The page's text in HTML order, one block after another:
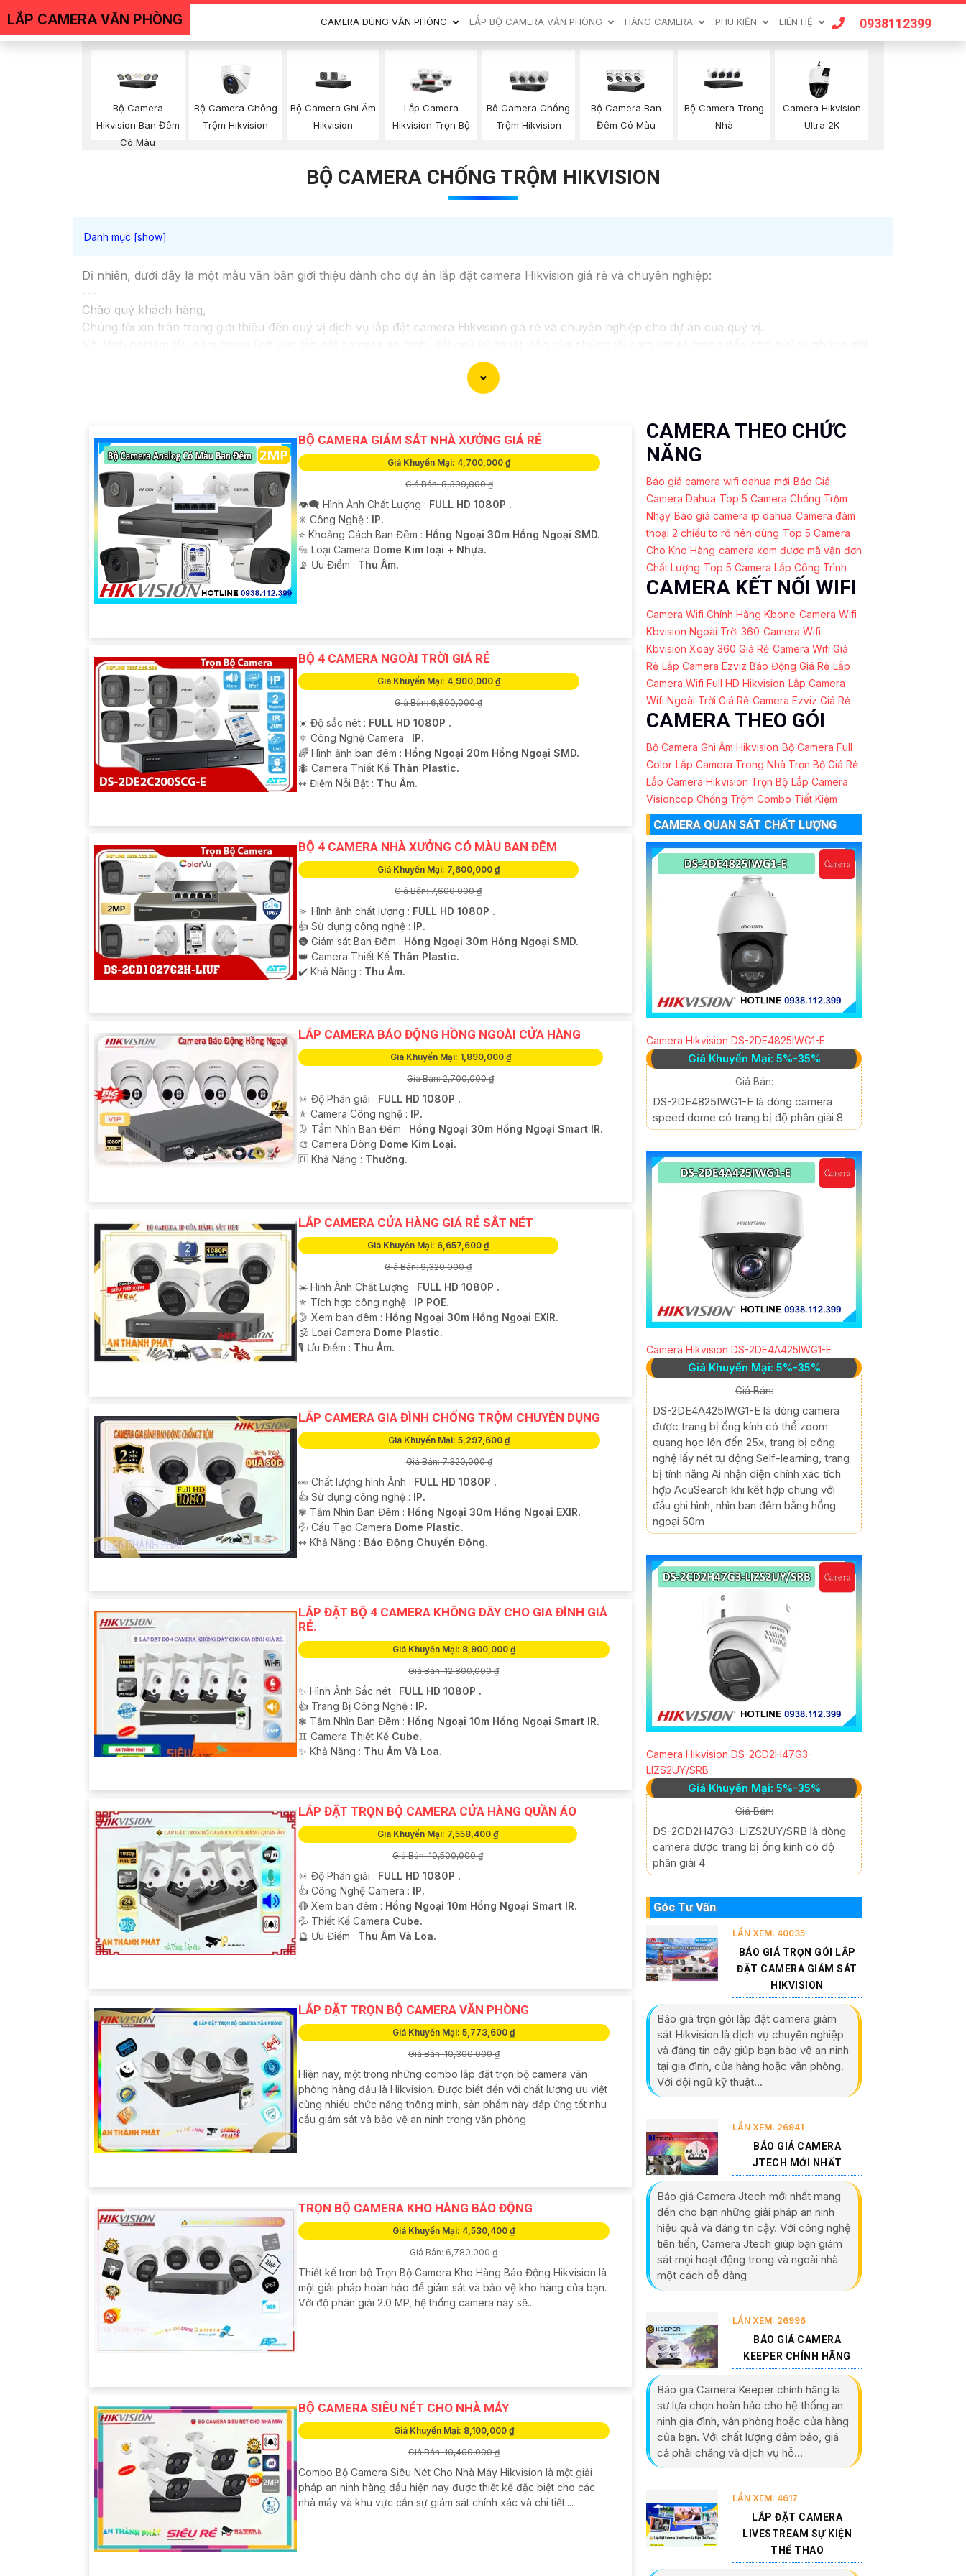
LẮP CAMERA VĂN PHÒNG CAMERA DÙNG VĂN PHÒNG LẮP BỘ CAMERA VĂN PHÒNG HÃNG CAMERA PHU KIỆN LIÊN HỆ 0938112399
Bộ Camera
Hikvision Ban Đêm
Có Màu
Bộ Camera Chống
Trộm Hikvision
Bộ Camera Ghi Âm
Hikvision
Lắp Camera
Hikvision Trọn Bộ
Bô Camera Chống
Trộm Hikvision
Bộ Camera Ban
Đêm Có Màu
Bộ Camera Trong
Nhà
Camera Hikvision
Ultra 2K
BỘ CAMERA CHỐNG TRỘM HIKVISION
Dĩ nhiên, dưới đây là một mẫu văn bản giới thiệu dành cho dự án lắp đặt camera Hikvision giá rẻ và chuyên nghiệp:
---
Chào quý khách hàng,
Chúng tôi xin trân trọng giới thiệu đến quý vị dịch vụ lắp đặt camera Hikvision giá rẻ và chuyên nghiệp cho dự án của quý vị.
Camera của Hikvision được biết đến là một trong những thương hiệu hàng đầu thế giới về giải pháp an ninh video. Với các tính năng và công nghệ
chất lượng hình ảnh sắc nét mà còn đem đến sự tin cậy và an toàn cho dự án của quý vị.
BỘ CAMERA GIÁM SÁT NHÀ XƯỞNG GIÁ RẺ
Giá Khuyến Mại: 4,700,000 ₫
Giá Bán: 8,399,000 ₫
👁️‍🗨 Hình Ành Chất Lượng : FULL HD 1080P .
✳️ Công Nghệ : IP.
⭐ Khoảng Cách Ban Đêm : Hồng Ngoại 30m Hồng Ngoại SMD.
🔩 Loại Camera Dome Kim loại + Nhựa.
️📡 Ưu Điểm : Thu Âm.
BỘ 4 CAMERA NGOÀI TRỜI GIÁ RẺ
Giá Khuyến Mại: 4,900,000 ₫
Giá Bán: 6,800,000 ₫
☀️ Độ sắc nét : FULL HD 1080P .
⚛️ Công Nghệ Camera : IP.
🌈 Hình ảnh ban đêm : Hồng Ngoại 20m Hồng Ngoại SMD.
🐜 Camera Thiết Kế Thân Plastic.
️↭ Điểm Nỗi Bật : Thu Âm.
BỘ 4 CAMERA NHÀ XƯỞNG CÓ MÀU BAN ĐÊM
Giá Khuyến Mại: 7,600,000 ₫
Giá Bán: 7,600,000 ₫
🔆 Hình ảnh chất lượng : FULL HD 1080P .
👍 Sử dụng công nghệ : IP.
🌚 Giám sát Ban Đêm : Hồng Ngoại 30m Hồng Ngoại SMD.
👑 Camera Thiết Kế Thân Plastic.
️✔️ Khả Năng : Thu Âm.
LẮP CAMERA BÁO ĐỘNG HỒNG NGOÀI CỬA HÀNG
Giá Khuyến Mại: 1,890,000 ₫
Giá Bán: 2,700,000 ₫
🔆 Độ Phân giải : FULL HD 1080P .
⚜️ Camera Công nghệ : IP.
🌛 Tầm Nhìn Ban Đêm : Hồng Ngoại 30m Hồng Ngoại Smart IR.
🎨 Camera Dòng Dome Kim Loại.
️🆑 Khả Năng : Thường.
LẮP CAMERA CỬA HÀNG GIÁ RẺ SẮT NÉT
Giá Khuyến Mại: 6,657,600 ₫
Giá Bán: 9,320,000 ₫
☀️ Hình Ành Chất Lượng : FULL HD 1080P .
⚜️ Tích hợp công nghệ : IP POE.
🌛 Xem ban đêm : Hồng Ngoại 30m Hồng Ngoại EXIR.
🕉️ Loại Camera Dome Plastic.
️🎙 Ưu Điểm : Thu Âm.
LẮP CAMERA GIA ĐÌNH CHỐNG TRỘM CHUYÊN DỤNG
Giá Khuyến Mại: 5,297,600 ₫
Giá Bán: 7,320,000 ₫
️
👀 Chất lượng hình Ảnh : FULL HD 1080P .
👍 Sử dụng công nghệ : IP.
❃ Tầm Nhìn Ban Đêm : Hồng Ngoại 30m Hồng Ngoại EXIR.
💦 Cấu Tạo Camera Dome Plastic.
️↭ Khả Năng : Báo Động Chuyển Động.
LẮP ĐẶT BỘ 4 CAMERA KHÔNG DÂY CHO GIA ĐÌNH GIÁ
RẺ.
Giá Khuyến Mại: 8,900,000 ₫
Giá Bán: 12,800,000 ₫
✨ Hình Ảnh Sắc nét : FULL HD 1080P .
👍 Trang Bị Công Nghệ : IP.
❃ Tầm Nhìn Ban Đêm : Hồng Ngoại 10m Hồng Ngoại Smart IR.
♊ Camera Thiết Kế Cube.
️✨ Khả Năng : Thu Âm Và Loa.
LẮP ĐẶT TRỌN BỘ CAMERA CỬA HÀNG QUẦN ÁO
Giá Khuyến Mại: 7,558,400 ₫
Giá Bán: 10,500,000 ₫
🔆 Độ Phân giải : FULL HD 1080P .
👍 Công Nghệ Camera : IP.
🔴 Xem ban đêm : Hồng Ngoại 10m Hồng Ngoại Smart IR.
💦 Thiết Kế Camera Cube.
️🔮 Ưu Điểm : Thu Âm Và Loa.
LẮP ĐẶT TRỌN BỘ CAMERA VĂN PHÒNG
Giá Khuyến Mại: 5,773,600 ₫
Giá Bán: 10,300,000 ₫
Hiện nay, một trong những combo lắp đặt trọn bộ camera văn
phòng hàng đầu là Hikvision. Được biết đến với chất lượng ưu việt
cùng nhiều chức năng thông minh, sản phẩm này đáp ứng tốt nhu
cầu giám sát và bảo vệ an ninh trong văn phòng
TRỌN BỘ CAMERA KHO HÀNG BÁO ĐỘNG
Giá Khuyến Mại: 4,530,400 ₫
Giá Bán: 6,780,000 ₫
Thiết kế trọn bộ Trọn Bộ Camera Kho Hàng Báo Động Hikvision là
một giải pháp hoàn hảo để giám sát và bảo vệ kho hàng của bạn.
Với độ phân giải 2.0 MP, hệ thống camera này sẽ...
BỘ CAMERA SIÊU NÉT CHO NHÀ MÁY
Giá Khuyến Mại: 8,100,000 ₫
Giá Bán: 10,400,000 ₫
Combo Bộ Camera Siêu Nét Cho Nhà Máy Hikvision là một giải
pháp an ninh hàng đầu hiện nay được thiết kế đặc biệt cho các
nhà máy và khu vực cần sự giám sát chính xác và chi tiết....
CAMERA THEO CHỨC
NĂNG
Báo giá camera wifi dahua mới Báo Giá
Camera Dahua Top 5 Camera Chống Trộm
Nhạy Báo giá camera ip dahua Camera đàm
thoại 2 chiều to rõ nên dùng Top 5 Camera
Cho Kho Hàng camera xem được mã vận đơn
Chất Lượng Top 5 Camera Lắp Công Trình
CAMERA KẾT NỐI WIFI
Camera Wifi Chính Hãng Kbone Camera Wifi
Kbvision Ngoài Trời 360 Camera Wifi
Kbvision Xoay 360 Giá Rẻ Camera Wifi Giá
Rẻ Lắp Camera Ezviz Báo Động Giá Rẻ Lắp
Camera Wifi Full HD Hikvision Lắp Camera
Wifi Ngoài Trời Giá Rẻ Camera Ezviz Giá Rẻ
CAMERA THEO GÓI
Bộ Camera Ghi Âm Hikvision Bộ Camera Full
Color Lắp Camera Trong Nhà Trọn Bộ Giá Rẻ
Lắp Camera Hikvision Trọn Bộ Lắp Camera
Visioncop Chống Trộm Combo Tiết Kiệm
CAMERA QUAN SÁT CHẤT LƯỢNG
Camera Hikvision DS-2DE4825IWG1-E
Giá Khuyến Mại: 5%-35%
Giá Bán:
DS-2DE4825IWG1-E là dòng camera
speed dome có trang bị độ phân giải 8
Camera Hikvision DS-2DE4A425IWG1-E
Giá Khuyến Mại: 5%-35%
Giá Bán:
DS-2DE4A425IWG1-E là dòng camera
được trang bị ống kính có thể zoom
quang học lên đến 25x, trang bị công
nghệ lấy nét tự động Self-learning, trang
bị tính năng Ai nhận diện chính xác tích
hợp AcuSearch khi kết hợp chung với
đầu ghi hình, nhìn ban đêm bằng hồng
ngoại 50m
Camera Hikvision DS-2CD2H47G3-
LIZS2UY/SRB
Giá Khuyến Mại: 5%-35%
Giá Bán:
DS-2CD2H47G3-LIZS2UY/SRB là dòng
camera được trang bị ống kính có độ
phân giải 4
Góc Tư Vấn
LẦN XEM: 40035
BÁO GIÁ TRỌN GÓI LẮP
ĐẶT CAMERA GIÁM SÁT
HIKVISION
Báo giá trọn gói lắp đặt camera giám
sát Hikvision là dịch vụ chuyên nghiệp
và đáng tin cậy giúp bạn bảo vệ an ninh
tại gia đình, cửa hàng hoặc văn phòng.
Với đội ngũ kỹ thuật...
LẦN XEM: 26941
BÁO GIÁ CAMERA
JTECH MỚI NHẤT
Báo giá Camera Jtech mới nhất mang
đến cho bạn những giải pháp an ninh
hiệu quả và đáng tin cậy. Với công nghệ
tiên tiến, Camera Jtech giúp bạn giám
sát mọi hoạt động trong và ngoài nhà
một cách dễ dàng
LẦN XEM: 26996
BÁO GIÁ CAMERA
KEEPER CHÍNH HÃNG
Báo giá Camera Keeper chính hãng là
sự lựa chọn hoàn hảo cho hệ thống an
ninh gia đình, văn phòng hoặc cửa hàng
của bạn. Với chất lượng đảm bảo, giá
cả phải chăng và dịch vụ hỗ...
LẦN XEM: 4617
LẮP ĐẶT CAMERA
LIVESTREAM SỰ KIỆN
THỂ THAO